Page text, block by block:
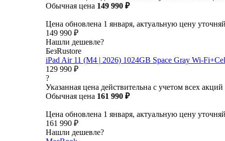
Обычная цена 149 990 ₽
Цена обновлена 1 января, актуальную цену
149 990 ₽
Нашли дешевле?
БезRustore
iPad Air 11 (M4 | 2026) 1024GB Space Gray Wi-
129 990 ₽
?
Указанная цена действительна с учетом всех акций
Обычная цена 161 990 ₽
Цена обновлена 1 января, актуальную цену
161 990 ₽
Нашли дешевле?